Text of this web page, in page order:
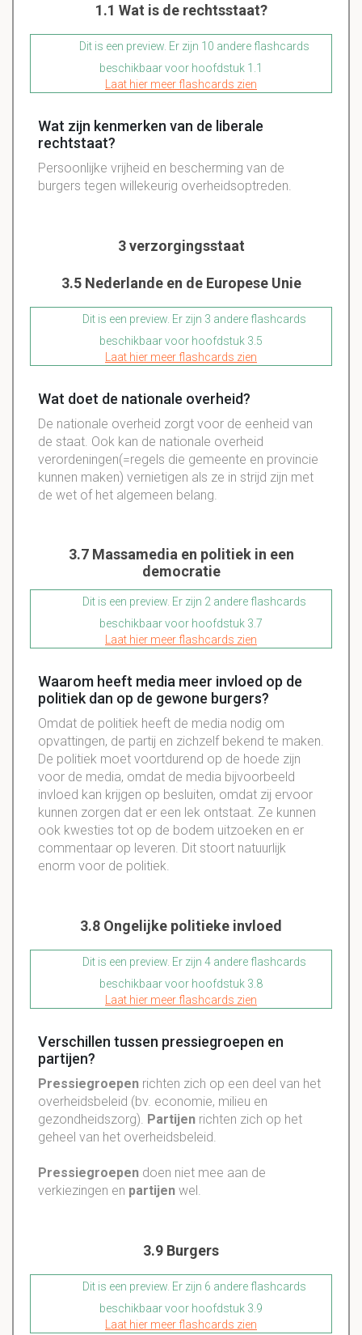
1.1 Wat is de rechtsstaat?
Dit is een preview. Er zijn 10 andere flashcards
beschikbaar voor hoofdstuk 1.1
Laat hier meer flashcards zien
Wat zijn kenmerken van de liberale
rechtstaat?
Persoonlijke vrijheid en bescherming van de
burgers tegen willekeurig overheidsoptreden.
3 verzorgingsstaat
3.5 Nederlande en de Europese Unie
Dit is een preview. Er zijn 3 andere flashcards
beschikbaar voor hoofdstuk 3.5
Laat hier meer flashcards zien
Wat doet de nationale overheid?
De nationale overheid zorgt voor de eenheid van
de staat. Ook kan de nationale overheid
verordeningen(=regels die gemeente en provincie
kunnen maken) vernietigen als ze in strijd zijn met
de wet of het algemeen belang.
3.7 Massamedia en politiek in een
democratie
Dit is een preview. Er zijn 2 andere flashcards
beschikbaar voor hoofdstuk 3.7
Laat hier meer flashcards zien
Waarom heeft media meer invloed op de
politiek dan op de gewone burgers?
Omdat de politiek heeft de media nodig om
opvattingen, de partij en zichzelf bekend te maken.
De politiek moet voortdurend op de hoede zijn
voor de media, omdat de media bijvoorbeeld
invloed kan krijgen op besluiten, omdat zij ervoor
kunnen zorgen dat er een lek ontstaat. Ze kunnen
ook kwesties tot op de bodem uitzoeken en er
commentaar op leveren. Dit stoort natuurlijk
enorm voor de politiek.
3.8 Ongelijke politieke invloed
Dit is een preview. Er zijn 4 andere flashcards
beschikbaar voor hoofdstuk 3.8
Laat hier meer flashcards zien
Verschillen tussen pressiegroepen en
partijen?
Pressiegroepen richten zich op een deel van het
overheidsbeleid (bv. economie, milieu en
gezondheidszorg). Partijen richten zich op het
geheel van het overheidsbeleid.
Pressiegroepen doen niet mee aan de
verkiezingen en partijen wel.
3.9 Burgers
Dit is een preview. Er zijn 6 andere flashcards
beschikbaar voor hoofdstuk 3.9
Laat hier meer flashcards zien